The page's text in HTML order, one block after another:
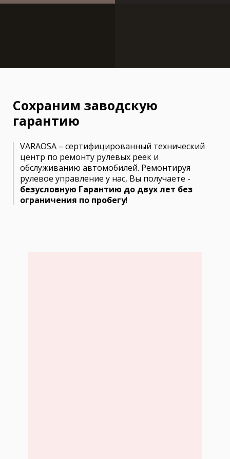
Сохраним заводскую
гарантию
VARAOSA – сертифицированный технический
центр по ремонту рулевых реек и
обслуживанию автомобилей. Ремонтируя
рулевое управление у нас, Вы получаете -
безусловную Гарантию до двух лет без
ограничения по пробегу!